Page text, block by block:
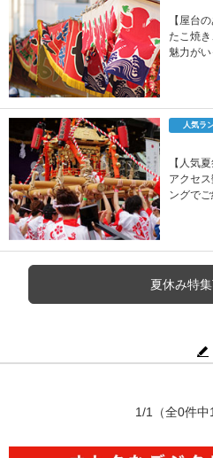
【屋台
たこ焼
魅力が
人気ラ
【人気
アクセ
ングでご
夏休み特
1/1 （全0件中